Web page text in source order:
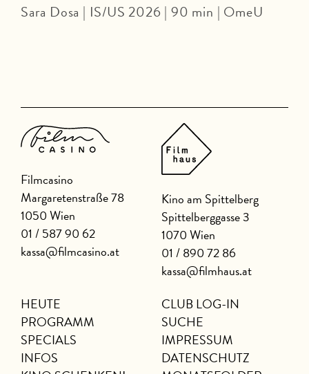
Sara Dosa | IS/US 2026 | 90 min | OmeU
Filmcasino
Margaretenstraße 78
1050 Wien
01 / 587 90 62
kassa@filmcasino.at
Kino am Spittelberg
Spittelberggasse 3
1070 Wien
01 / 890 72 86
kassa@filmhaus.at
HEUTE
PROGRAMM
SPECIALS
INFOS
CLUB LOG-IN
SUCHE
IMPRESSUM
DATENSCHUTZ